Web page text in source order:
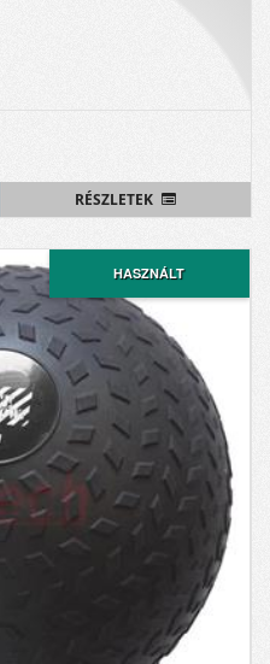
RÉSZLETEK
HASZNÁLT